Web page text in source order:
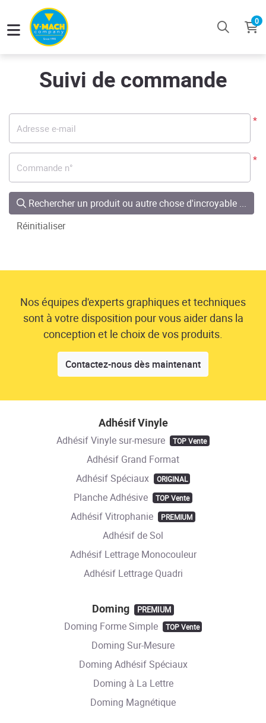
0
Suivi de commande
*
*
Rechercher un produit ou autre chose d'incroyable ...
Réinitialiser
Nos équipes d'experts graphiques et techniques
sont à votre disposition pour vous aider dans la
conception et le choix de vos produits.
Contactez-nous dès maintenant
Adhésif Vinyle
Adhésif Vinyle sur-mesure TOP Vente
Adhésif Grand Format
Adhésif Spéciaux
ORIGINAL
Planche Adhésive TOP Vente
Adhésif Vitrophanie PREMIUM
Adhésif de Sol
Adhésif Lettrage Monocouleur
Adhésif Lettrage Quadri
Doming PREMIUM
Doming Forme Simple TOP Vente
Doming Sur-Mesure
Doming Adhésif Spéciaux
Doming à La Lettre
Doming Magnétique